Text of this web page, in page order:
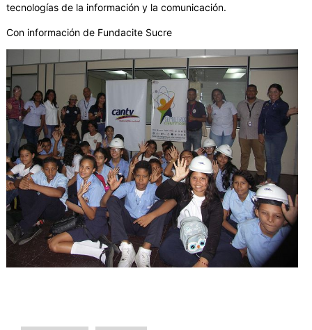
tecnologías de la información y la comunicación.
Con información de Fundacite Sucre